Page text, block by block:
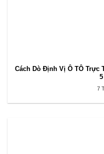
Cách Dò Định Vị Ô TÔ Trực
7